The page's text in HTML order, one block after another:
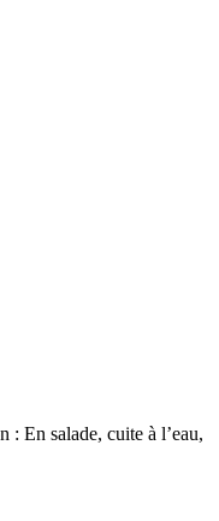
En salade, cuite à l’eau,